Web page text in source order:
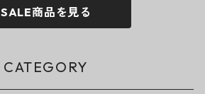
SALE商品を見る
CATEGORY